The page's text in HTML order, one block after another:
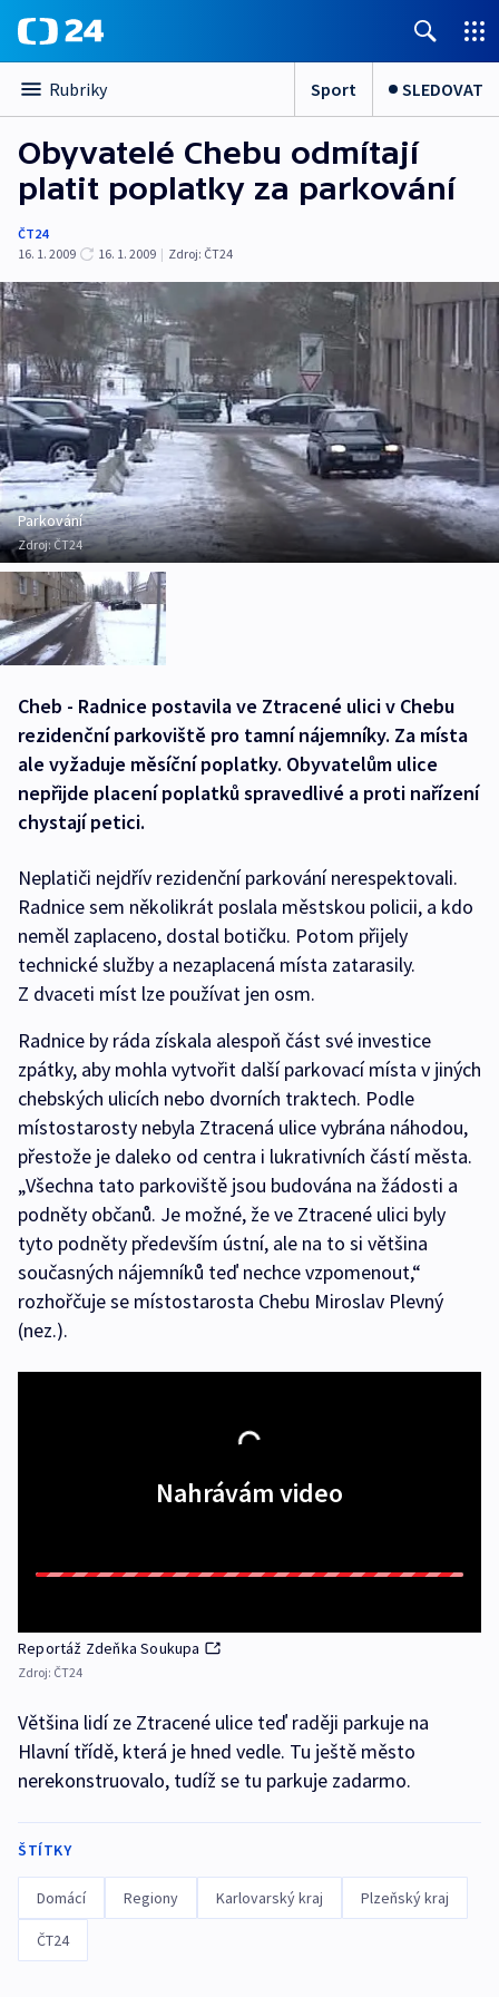
Rubriky Sport SLEDOVAT
Obyvatelé Chebu odmítají
platit poplatky za parkování
ČT24
16. 1. 2009
16. 1. 2009 | Zdroj: ČT24
Parkování
Zdroj:ČT24
Cheb - Radnice postavila ve Ztracené ulici v Chebu
rezidenční parkoviště pro tamní nájemníky. Za místa
ale vyžaduje měsíční poplatky. Obyvatelům ulice
nepřijde placení poplatků spravedlivé a proti nařízení
chystají petici.
Neplatiči nejdřív rezidenční parkování nerespektovali.
Radnice sem několikrát poslala městskou policii, a kdo
neměl zaplaceno, dostal botičku. Potom přijely
technické služby a nezaplacená místa zatarasily.
Z dvaceti míst lze používat jen osm.
Radnice by ráda získala alespoň část své investice
zpátky, aby mohla vytvořit další parkovací místa v jiných
chebských ulicích nebo dvorních traktech. Podle
místostarosty nebyla Ztracená ulice vybrána náhodou,
přestože je daleko od centra i lukrativních částí města.
„Všechna tato parkoviště jsou budována na žádosti a
podněty občanů. Je možné, že ve Ztracené ulici byly
tyto podněty především ústní, ale na to si většina
současných nájemníků teď nechce vzpomenout,“
rozhořčuje se místostarosta Chebu Miroslav Plevný
(nez.).
Nahrávám video
Reportáž Zdeňka Soukupa
Zdroj: ČT24
Většina lidí ze Ztracené ulice teď raději parkuje na
Hlavní třídě, která je hned vedle. Tu ještě město
nerekonstruovalo, tudíž se tu parkuje zadarmo.
ŠTÍTKY
Domácí Regiony Karlovarský kraj Plzeňský kraj
ČT24